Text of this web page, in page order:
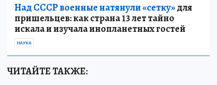
Над СССР военные натянули «сетку»для
пришельцев: как страна 13 лет тайно
искала и изучала инопланетных гостей
НАУКА
ЧИТАЙТЕ ТАКЖЕ: